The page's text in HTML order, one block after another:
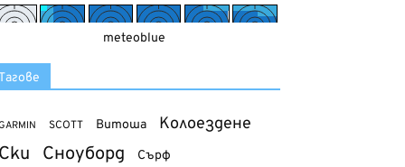
meteoblue
SCOTT Витоша Колоездене
Сноуборд Сърф